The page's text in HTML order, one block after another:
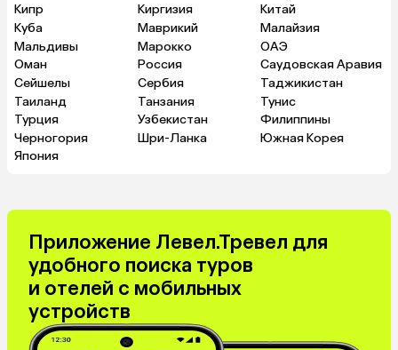
Кипр
Киргизия
Китай
Куба
Маврикий
Малайзия
Мальдивы
Марокко
ОАЭ
Оман
Россия
Саудовская Аравия
Сейшелы
Сербия
Таджикистан
Таиланд
Танзания
Тунис
Турция
Узбекистан
Филиппины
Черногория
Шри-Ланка
Южная Корея
Япония
Приложение Левел.Тревел для
удобного поиска туров
и отелей с мобильных
устройств